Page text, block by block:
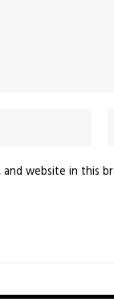
and website in this